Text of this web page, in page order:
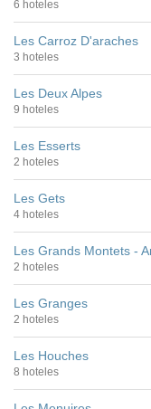
6 hoteles
Les Carroz D'araches
3 hoteles
Les Deux Alpes
9 hoteles
Les Esserts
2 hoteles
Les Gets
4 hoteles
Les Grands Montets -
2 hoteles
Les Granges
2 hoteles
Les Houches
8 hoteles